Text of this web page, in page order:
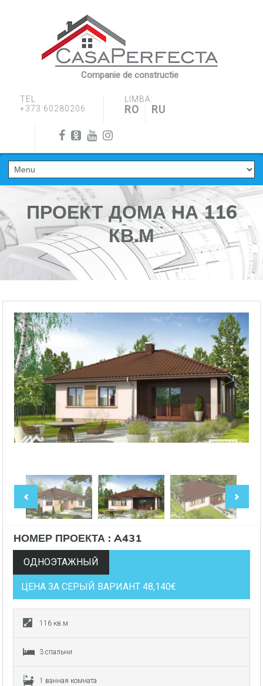
Companie de constructie
TEL
+373 60280206
LIMBA:
RO RU
ПРОЕКТ ДОМА НА 116
КВ.М
НОМЕР ПРОЕКТА : A431
ОДНОЭТАЖНЫЙ
ЦЕНА ЗА СЕРЫЙ ВАРИАНТ 48,140€
116 кв.м
3 спальни
1 ванная комната